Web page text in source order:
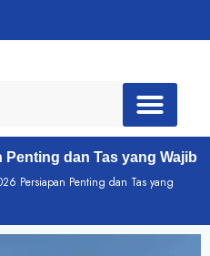
Penting dan Tas yang Wajib
Persiapan Penting dan Tas yang